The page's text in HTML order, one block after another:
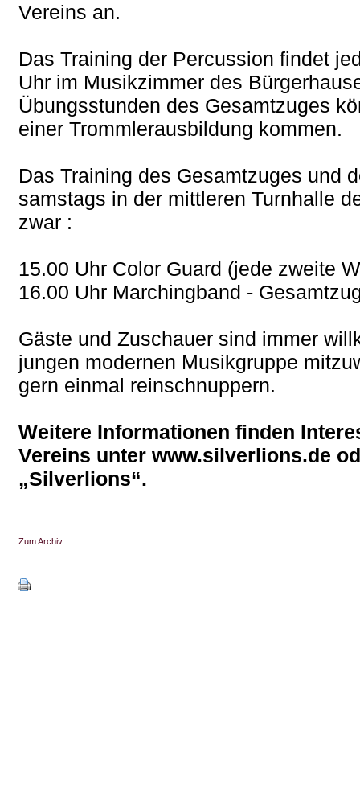
Vereins an.
Das Training der Percussion findet
Uhr im Musikzimmer des
Übungsstunden des Gesamtzuges
einer Trommlerausbildung kommen.
Das Training des Gesamtzuges und
samstags in der mittleren Turnhalle
zwar :
15.00 Uhr Color Guard (jede zweite
16.00 Uhr Marchingband -
Gäste und Zuschauer sind immer
jungen modernen Musikgruppe
gern einmal reinschnuppern.
Weitere Informationen finden
Vereins unter www.silverlions.de
„Silverlions“.
Zum Archiv